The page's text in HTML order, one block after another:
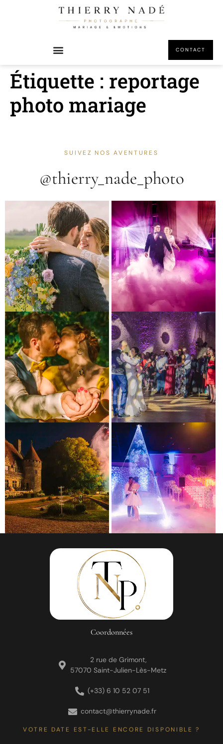
CONTACT
Étiquette : reportage
photo mariage
SUIVEZ NOS AVENTURES
@thierry_nade_photo
Coordonnées
2 rue de Grimont,
57070 Saint-Julien-Lès-Metz
(+33) 6 10 52 07 51
contact@thierrynade.fr
VOTRE DATE EST-ELLE ENCORE DISPONIBLE ?